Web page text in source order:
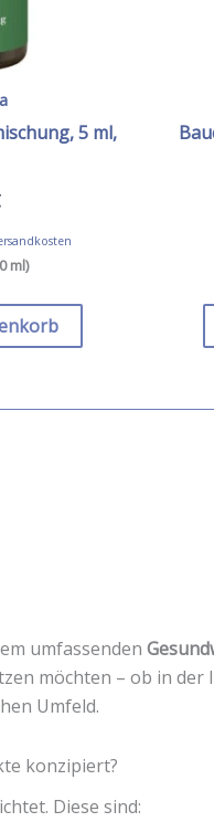
5 ml,
ml)
umfassenden
möchten – ob in
Umfeld.
konzipiert?
Diese sind: